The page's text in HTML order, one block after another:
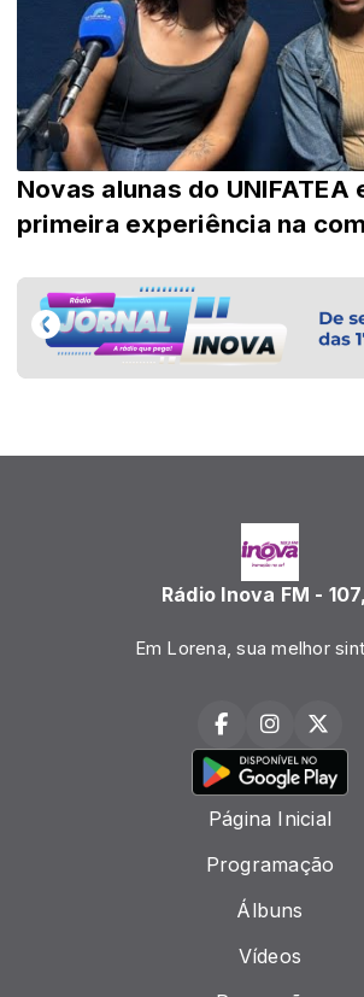
Novas alunas do UNIFATEA
primeira experiência na
Rádio Inova FM -
Em Lorena, sua melhor
Página Inicial
Programação
Álbuns
Vídeos